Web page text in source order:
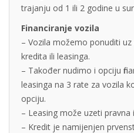
trajanju od 1 ili 2 godine u
Financiranje vozila
– Vozila možemo ponuditi uz
kredita ili leasinga.
– Također nudimo i opciju
leasinga na 3 rate za vozila
opciju.
– Leasing može uzeti pravna
– Kredit je namijenjen